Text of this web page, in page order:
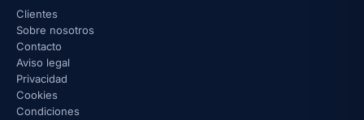
Clientes
Sobre nosotros
Contacto
Aviso legal
Privacidad
Cookies
Condiciones